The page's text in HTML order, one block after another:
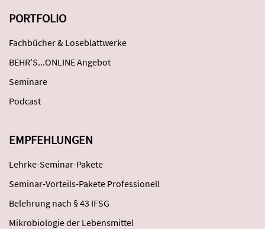
PORTFOLIO
Fachbücher & Loseblattwerke
BEHR'S...ONLINE Angebot
Seminare
Podcast
EMPFEHLUNGEN
Lehrke-Seminar-Pakete
Seminar-Vorteils-Pakete Professionell
Belehrung nach § 43 IFSG
Mikrobiologie der Lebensmittel